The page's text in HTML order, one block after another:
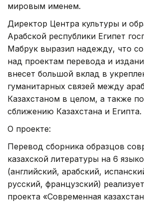
мировым именем.
Директор Центра культуры и
Арабской республики Египет
Мабрук выразил надежду, что
над проектам перевода и
внесет большой вклад в
гуманитарных связей между
Казахстаном в целом, а также
сближению Казахстана и Египта.
О проекте:
Перевод сборника образцов
казахской литературы на 6
(английский, арабский,
русский, французский)
проекта «Современная